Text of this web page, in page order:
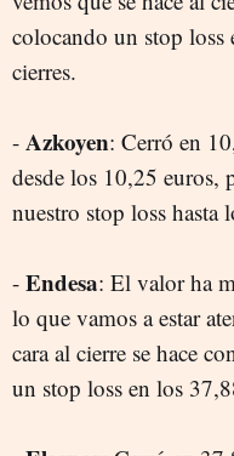
colocando un stop loss
cierres.
- Azkoyen: Cerró en
desde los 10,25 euros,
nuestro stop loss hasta
- Endesa: El valor ha
lo que vamos a estar
cara al cierre se hace
un stop loss en los